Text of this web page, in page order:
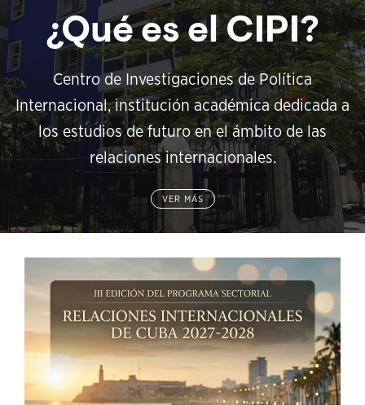
¿Qué es el CIPI?
Centro de Investigaciones de Política
Internacional, institución académica dedicada a
los estudios de futuro en el ámbito de las
relaciones internacionales.
VER MÁS